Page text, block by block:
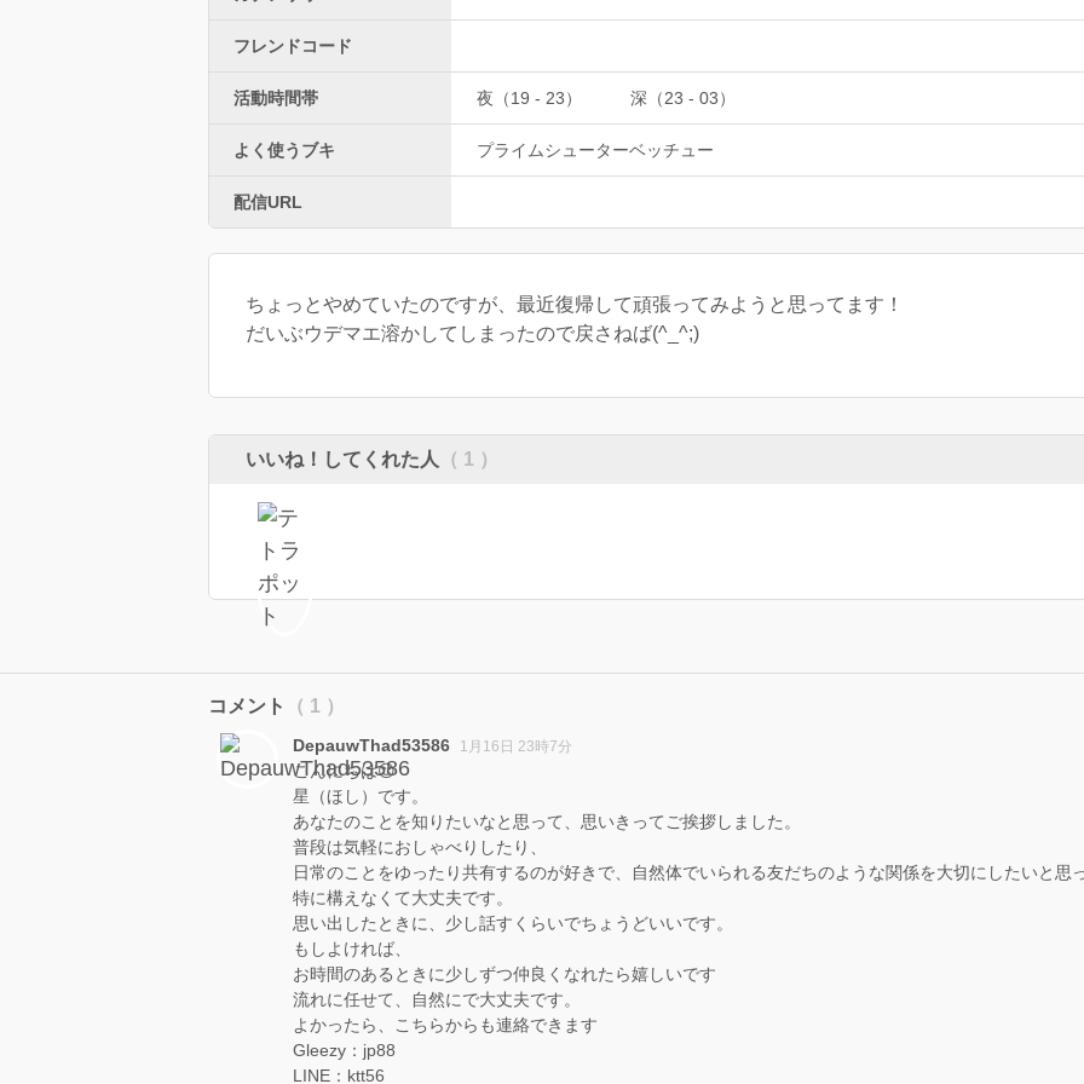
フレンドコード
活動時間帯 夜（19 - 23） 深（23 - 03）
よく使うブキ プライムシューターベッチュー
配信URL
ちょっとやめていたのですが、最近復帰して頑張ってみようと思ってます！
だいぶウデマエ溶かしてしまったので戻さねば(^_^;)
いいね！してくれた人 （ 1 ）
コメント （ 1 ）
DepauwThad53586 1月16日 23時7分
こんにちは😊
星（ほし）です。
あなたのことを知りたいなと思って、思いきってご挨拶しました。
普段は気軽におしゃべりしたり、
日常のことをゆったり共有するのが好きで、自然体でいられる友だちのような関係を大切にしたいと思
特に構えなくて大丈夫です。
思い出したときに、少し話すくらいでちょうどいいです。
もしよければ、
お時間のあるときに少しずつ仲良くなれたら嬉しいです
流れに任せて、自然にで大丈夫です。
よかったら、こちらからも連絡できます
Gleezy：jp88
LINE：ktt56